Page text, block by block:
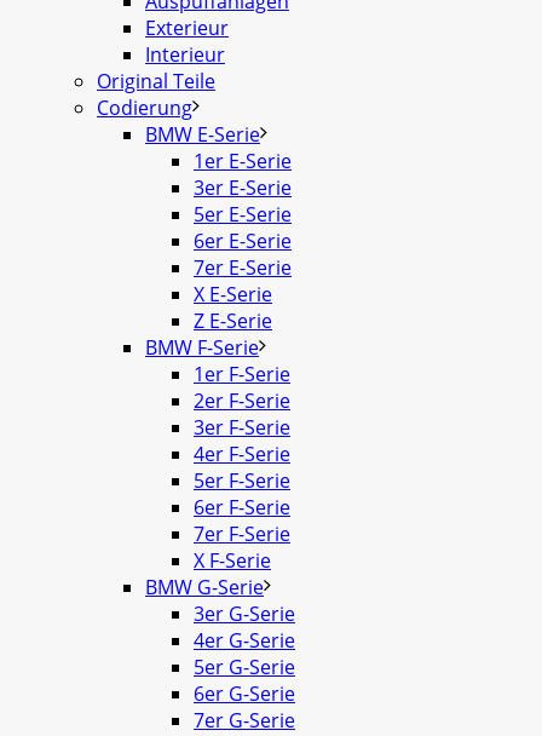
Exterieur
Interieur
Original Teile
Codierung
BMW E-Serie
1er E-Serie
3er E-Serie
5er E-Serie
6er E-Serie
7er E-Serie
X E-Serie
Z E-Serie
BMW F-Serie
1er F-Serie
2er F-Serie
3er F-Serie
4er F-Serie
5er F-Serie
6er F-Serie
7er F-Serie
X F-Serie
BMW G-Serie
3er G-Serie
4er G-Serie
5er G-Serie
6er G-Serie
7er G-Serie